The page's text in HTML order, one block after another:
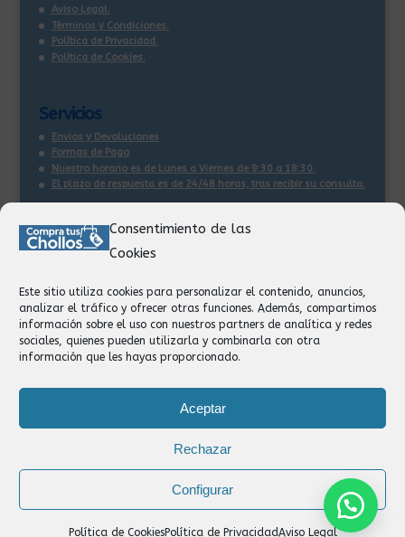
Consentimiento de las
Cookies
Este sitio utiliza cookies para personalizar el contenido, anuncios,
analizar el tráfico y ofrecer otras funciones. Además, compartimos
información sobre el uso con nuestros partners de analítica y redes
sociales, quienes pueden utilizarla y combinarla con otra
información que les hayas proporcionado.
Aceptar
Rechazar
Configurar
Política de CookiesPolítica de PrivacidadAviso Legal
Aviso Legal.
Términos y Condiciones.
Política de Privacidad.
Política de Cookies.
Servicios
Envios y Devoluciones
Formas de Pago
Nuestro horario es de Lunes a Viernes de 9:30 a 18:30.
El plazo de respuesta es de 24/48 horas, tras recibir su consulta.
Contacto:
Facturación
Devoluciones
Privacidad
Formas de Pago